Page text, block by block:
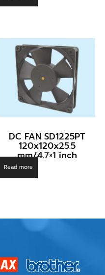
DC FAN SD1225PT
120x120x25.5
mm/4.7×1 inch
Read more